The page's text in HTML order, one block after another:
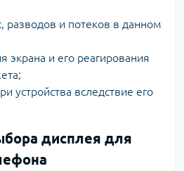
разводов и потеков в данном
экрана и его реагирования
устройства вследствие его
дисплея для